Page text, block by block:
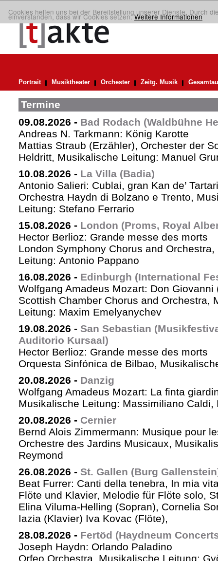
Cookies helfen uns bei der Bereitstellung unserer Dienste. Durch
einverstanden, dass wir Cookies setzen.Weitere Informationen
Portrait Musiktheater Orchester Zeitg. Musik
Termine
09.08.2026 - Bad Rodach (Waldbühne
Andreas N. Tarkmann: König Karotte
Mattias Straub (Erzähler), Orchester der
Heldritt, Musikalische Leitung: Manuel
10.08.2026 - La Villa (Badia)
Antonio Salieri: Cublai, gran Kan de’
Orchestra Haydn di Bolzano e Trento,
Leitung: Stefano Ferrario
15.08.2026 - London (Proms, Royal
Hector Berlioz: Grande messe des morts
London Symphony Chorus and
Leitung: Antonio Pappano
16.08.2026 - Edinburgh (International
Wolfgang Amadeus Mozart: Don Giovanni
Scottish Chamber Chorus and Orchestra,
Leitung: Maxim Emelyanychev
19.08.2026 - San Sebastian
Auditorio Kursaal)
Hector Berlioz: Grande messe des morts
Orquesta Sinfónica de Bilbao,
20.08.2026 - Danzig
Wolfgang Amadeus Mozart: La finta
Musikalische Leitung: Massimiliano Caldi,
20.08.2026 - Cernier
Bernd Alois Zimmermann: Musique pour
Orchestre des Jardins Musicaux,
Reymond
26.08.2026 - St. Gallen (Burg
Beat Furrer: Canti della tenebra, In mia
Flöte und Klavier, Melodie für Flöte solo,
Elina Viluma-Helling (Sopran), Cornelia
Iazia (Klavier) Iva Kovac (Flöte),
28.08.2026 - Fertöd (Haydneum
Joseph Haydn: Orlando Paladino
Orfeo Orchestra, Musikalische Leitung: